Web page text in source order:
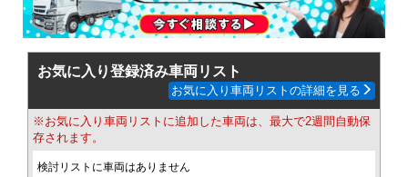
お気に入り登録済み車両リスト
お気に入り車両リストの詳細を見る
※お気に入り車両リストに追加した車両は、最大で2週間自動保
存されます。
検討リストに車両はありません